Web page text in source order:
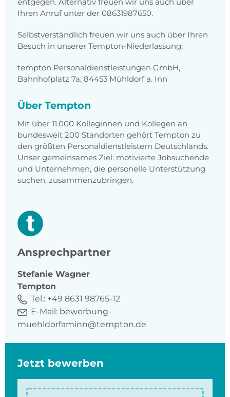
entgegen. Alternativ freuen wir uns auch über
Ihren Anruf unter der 08631987650.
Selbstverständlich freuen wir uns auch über Ihren
Besuch in unserer Tempton-Niederlassung:
tempton Personaldienstleistungen GmbH,
Bahnhofplatz 7a, 84453 Mühldorf a. Inn
Über Tempton
Mit über 11.000 Kolleginnen und Kollegen an
bundesweit 200 Standorten gehört Tempton zu
den größten Personaldienstleistern Deutschlands.
Unser gemeinsames Ziel: motivierte Jobsuchende
und Unternehmen, die personelle Unterstützung
suchen, zusammenzubringen.
Ansprechpartner
Stefanie Wagner
Tempton
Tel.: +49 8631 98765-12
E-Mail: bewerbung-
muehldorfaminn@tempton.de
Jetzt bewerben